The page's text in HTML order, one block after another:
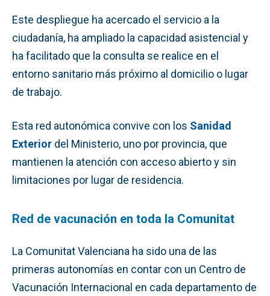
Este despliegue ha acercado el servicio a la
ciudadanía, ha ampliado la capacidad asistencial y
ha facilitado que la consulta se realice en el
entorno sanitario más próximo al domicilio o lugar
de trabajo.
Esta red autonómica convive con los Sanidad
Exterior del Ministerio, uno por provincia, que
mantienen la atención con acceso abierto y sin
limitaciones por lugar de residencia.
Red de vacunación en toda la Comunitat
La Comunitat Valenciana ha sido una de las
primeras autonomías en contar con un Centro de
Vacunación Internacional en cada departamento de